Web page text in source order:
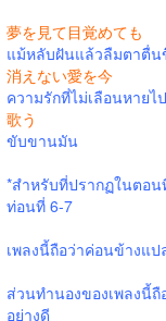
夢を見て目覚めても
แม้หลับฝันแล้วลืมตาตื่
消えない愛を今
ความรักที่ไม่เลือนหายไ
歌う
ขับขานมัน
*สำหรับที่ปรากฏในตอ
ท่อนที่ 6-7
เพลงนี้ถือว่าค่อนข้างแป
ส่วนทำนองของเพลงนี้
อย่างดี